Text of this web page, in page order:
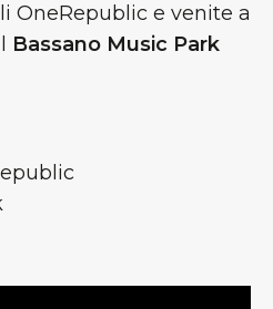
OneRepublic e venite a
Bassano Music Park